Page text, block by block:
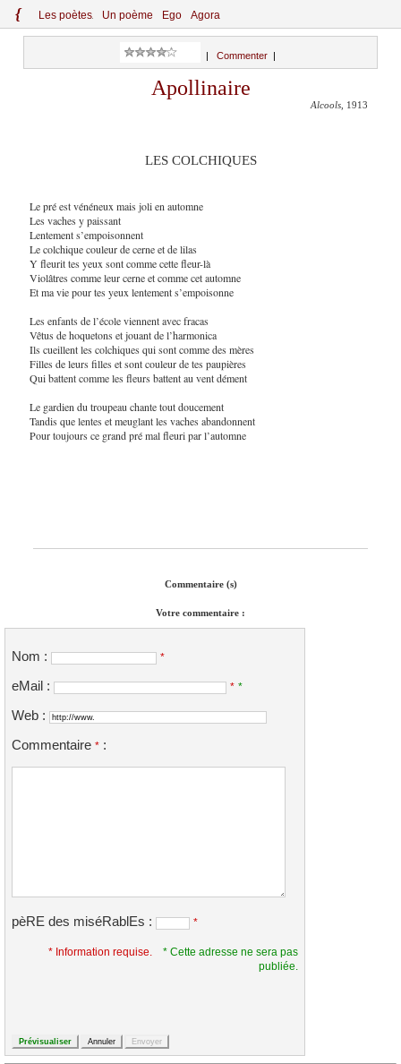
{ Les poètes Un poème Ego Agora
Commenter
Apollinaire
Alcools , 1913
LES COLCHIQUES
Le pré est vénéneux mais joli en automne
Les vaches y paissant
Lentement s’empoisonnent
Le colchique couleur de cerne et de lilas
Y fleurit tes yeux sont comme cette fleur-là
Violâtres comme leur cerne et comme cet automne
Et ma vie pour tes yeux lentement s’empoisonne
Les enfants de l’école viennent avec fracas
Vêtus de hoquetons et jouant de l’harmonica
Ils cueillent les colchiques qui sont comme des mères
Filles de leurs filles et sont couleur de tes paupières
Qui battent comme les fleurs battent au vent dément
Le gardien du troupeau chante tout doucement
Tandis que lentes et meuglant les vaches abandonnent
Pour toujours ce grand pré mal fleuri par l’automne
Commentaire (s)
Votre commentaire :
Nom : *
eMail : * *
Web :
Commentaire * :
pèRE des miséRablEs : *
* Information requise.
* Cette adresse ne sera pas
publiée.